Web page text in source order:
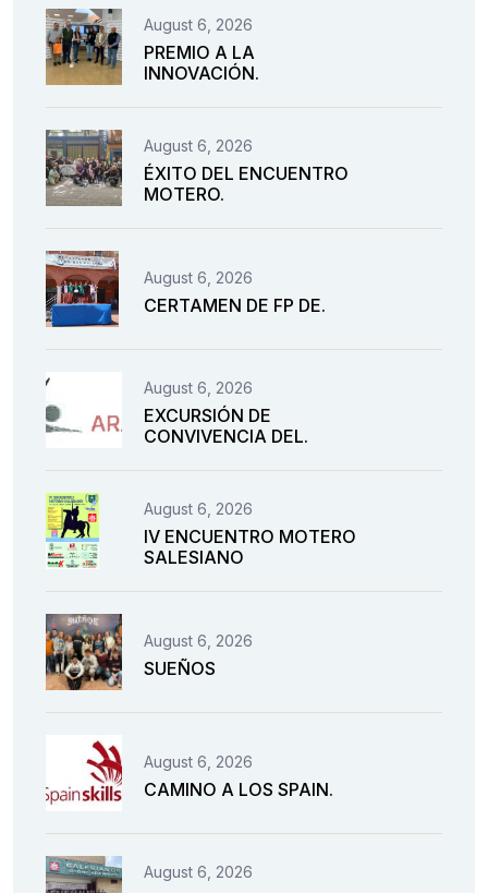
August 6, 2026
PREMIO A LA
INNOVACIÓN.
August 6, 2026
ÉXITO DEL ENCUENTRO
MOTERO.
August 6, 2026
CERTAMEN DE FP DE.
August 6, 2026
EXCURSIÓN DE
CONVIVENCIA DEL.
August 6, 2026
IV ENCUENTRO MOTERO
SALESIANO
August 6, 2026
SUEÑOS
August 6, 2026
CAMINO A LOS SPAIN.
August 6, 2026